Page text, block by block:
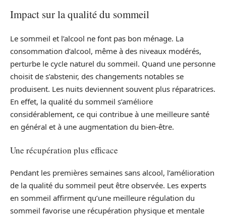
Impact sur la qualité du sommeil
Le sommeil et l’alcool ne font pas bon ménage. La
consommation d’alcool, même à des niveaux modérés,
perturbe le cycle naturel du sommeil. Quand une personne
choisit de s’abstenir, des changements notables se
produisent. Les nuits deviennent souvent plus réparatrices.
En effet, la qualité du sommeil s’améliore
considérablement, ce qui contribue à une meilleure santé
en général et à une augmentation du bien-être.
Une récupération plus efficace
Pendant les premières semaines sans alcool, l’amélioration
de la qualité du sommeil peut être observée. Les experts
en sommeil affirment qu’une meilleure régulation du
sommeil favorise une récupération physique et mentale